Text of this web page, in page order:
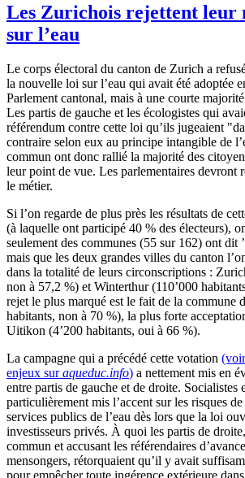
Les Zurichois rejettent leur
sur l’eau
Le corps électoral du canton de Zurich a
la nouvelle loi sur l’eau qui avait été adoptée
Parlement cantonal, mais à une courte
Les partis de gauche et les écologistes qui
référendum contre cette loi qu’ils jugeaient
contraire selon eux au principe intangible de
commun ont donc rallié la majorité des
leur point de vue. Les parlementaires devront
le métier.
Si l’on regarde de plus près les résultats de
(à laquelle ont participé 40 % des électeurs),
seulement des communes (55 sur 162) ont dit
mais que les deux grandes villes du canton
dans la totalité de leurs circonscriptions :
non à 57,2 %) et Winterthur (110’000
rejet le plus marqué est le fait de la commune
habitants, non à 70 %), la plus forte
Uitikon (4’200 habitants, oui à 66 %).
La campagne qui a précédé cette votation
enjeux suraqueduc.info) a nettement mis en
entre partis de gauche et de droite. Socialistes
particulièrement mis l’accent sur les risques
services publics de l’eau dès lors que la loi
investisseurs privés. À quoi les partis de
commun et accusant les référendaires
mensongers, rétorquaient qu’il y avait
pour empêcher toute ingérence extérieure